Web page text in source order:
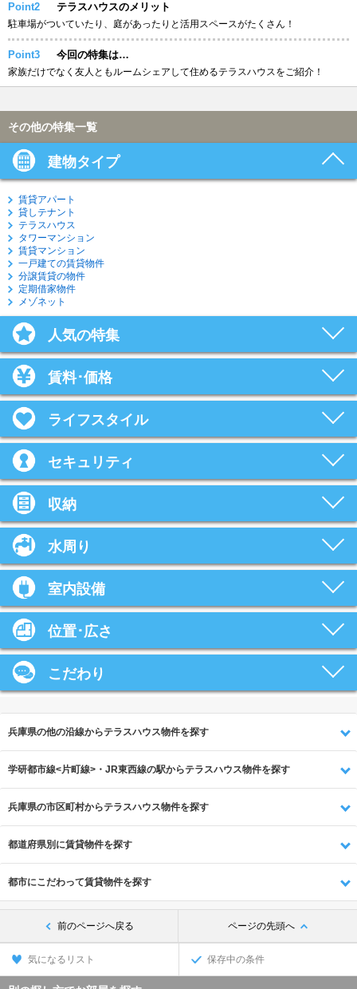
Point2 テラスハウスのメリット
駐車場がついていたり、庭があったりと活用スペースがたくさん！
Point3 今回の特集は…
家族だけでなく友人ともルームシェアして住めるテラスハウスをご紹介！
その他の特集一覧
建物タイプ
賃貸アパート
貸しテナント
テラスハウス
タワーマンション
賃貸マンション
一戸建ての賃貸物件
分譲賃貸の物件
定期借家物件
メゾネット
人気の特集
賃料･価格
ライフスタイル
セキュリティ
収納
水周り
室内設備
位置･広さ
こだわり
兵庫県の他の沿線からテラスハウス物件を探す
学研都市線<片町線>・JR東西線の駅からテラスハウス物件を探す
兵庫県の市区町村からテラスハウス物件を探す
都道府県別に賃貸物件を探す
都市にこだわって賃貸物件を探す
前のページへ戻る ページの先頭へ
気になるリスト 保存中の条件